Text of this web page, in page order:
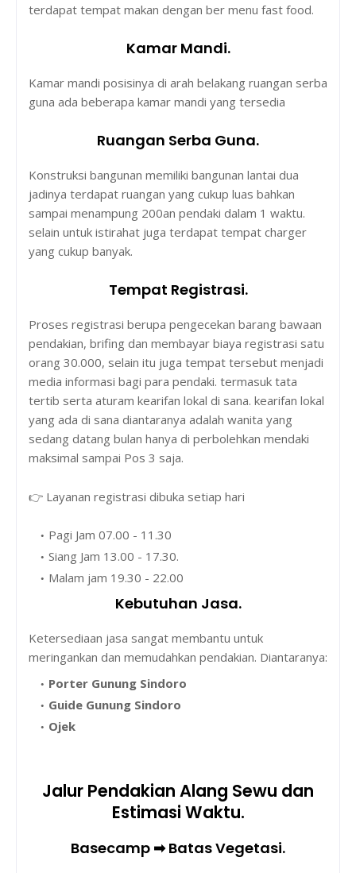
terdapat tempat makan dengan ber menu fast food.
Kamar Mandi.
Kamar mandi posisinya di arah belakang ruangan serba
guna ada beberapa kamar mandi yang tersedia
Ruangan Serba Guna.
Konstruksi bangunan memiliki bangunan lantai dua
jadinya terdapat ruangan yang cukup luas bahkan
sampai menampung 200an pendaki dalam 1 waktu.
selain untuk istirahat juga terdapat tempat charger
yang cukup banyak.
Tempat Registrasi.
Proses registrasi berupa pengecekan barang bawaan
pendakian, brifing dan membayar biaya registrasi satu
orang 30.000, selain itu juga tempat tersebut menjadi
media informasi bagi para pendaki. termasuk tata
tertib serta aturam kearifan lokal di sana. kearifan lokal
yang ada di sana diantaranya adalah wanita yang
sedang datang bulan hanya di perbolehkan mendaki
maksimal sampai Pos 3 saja.
👉 Layanan registrasi dibuka setiap hari
Pagi Jam 07.00 - 11.30
Siang Jam 13.00 - 17.30.
Malam jam 19.30 - 22.00
Kebutuhan Jasa.
Ketersediaan jasa sangat membantu untuk
meringankan dan memudahkan pendakian. Diantaranya:
Porter Gunung Sindoro
Guide Gunung Sindoro
Ojek
Jalur Pendakian Alang Sewu dan
Estimasi Waktu.
Basecamp ➡ Batas Vegetasi.